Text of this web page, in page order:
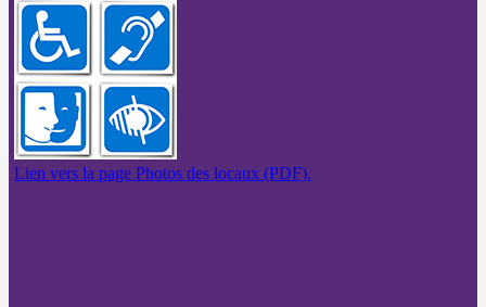
Lien vers la page Photos des locaux (PDF).